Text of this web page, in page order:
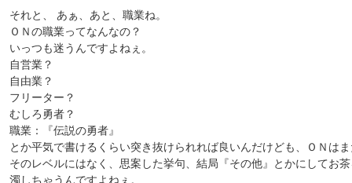
それと、 あぁ、あと、職業ね。
ＯＮの職業ってなんなの？
いっつも迷うんですよねぇ。
自営業？
自由業？
フリーター？
むしろ勇者？
職業：『伝説の勇者』
とか平気で書けるくらい突き抜けられれば良いんだけども、ＯＮは
そのレベルにはなく、思案した挙句、結局『その他』とかにしてお
濁しちゃうんですよねぇ。